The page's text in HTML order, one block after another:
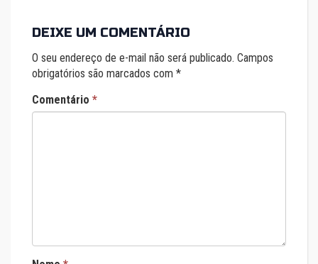
DEIXE UM COMENTÁRIO
O seu endereço de e-mail não será publicado. Campos
obrigatórios são marcados com *
Comentário *